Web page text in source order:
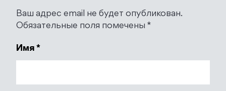
Ваш адрес email не будет опубликован.
Обязательные поля помечены *
Имя *